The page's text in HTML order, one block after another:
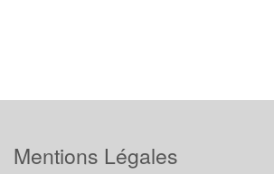
Mentions Légales